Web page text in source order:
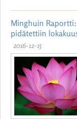
Minghuin
pidätettiin
2016-12-15